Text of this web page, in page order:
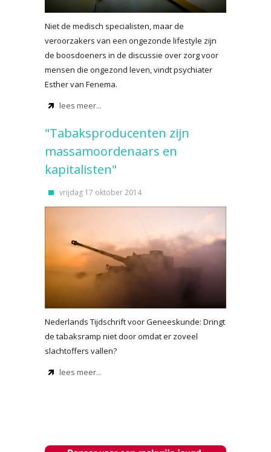
Niet de medisch specialisten, maar de
veroorzakers van een ongezonde lifestyle zijn
de boosdoeners in de discussie over zorg voor
mensen die ongezond leven, vindt psychiater
Esther van Fenema.
lees meer...
"Tabaksproducenten zijn
massamoordenaars en
kapitalisten"
vrijdag 17 oktober 2014
Nederlands Tijdschrift voor Geneeskunde: Dringt
de tabaksramp niet door omdat er zoveel
slachtoffers vallen?
lees meer...